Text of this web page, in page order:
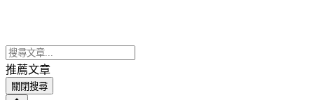
推薦文章
關閉搜尋